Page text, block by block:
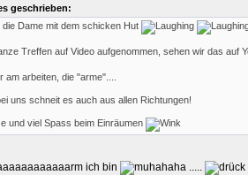
geschrieben:
Dame mit dem schicken Hut
Treffen auf Video aufgenommen, sehen wir das auf
arbeiten, die "arme"....
uns schneit es auch aus allen Richtungen!
und viel Spass beim Einräumen
ich bin .....